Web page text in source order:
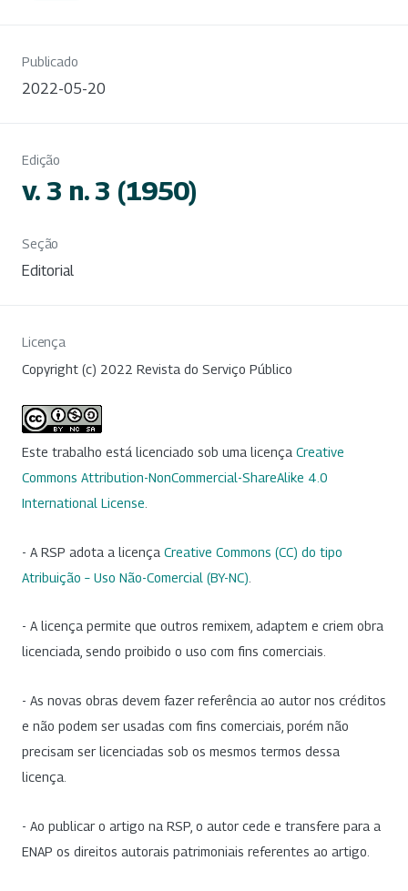
Publicado
2022-05-20
Edição
v. 3 n. 3 (1950)
Seção
Editorial
Licença
Copyright (c) 2022 Revista do Serviço Público
Este trabalho está licenciado sob uma licença Creative
Commons Attribution-NonCommercial-ShareAlike 4.0
International License
- A RSP adota a licença Creative Commons (CC) do tipo
Atribuição – Uso Não-Comercial (BY-NC)
- A licença permite que outros remixem, adaptem e criem obra
licenciada, sendo proibido o uso com fins comerciais.
- As novas obras devem fazer referência ao autor nos créditos
e não podem ser usadas com fins comerciais, porém não
precisam ser licenciadas sob os mesmos termos dessa
licença.
- Ao publicar o artigo na RSP, o autor cede e transfere para a
ENAP os direitos autorais patrimoniais referentes ao artigo.